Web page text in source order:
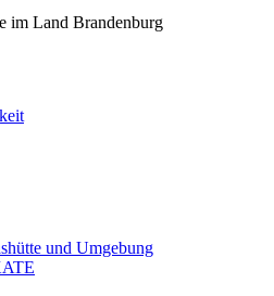
im Land Brandenburg
und Umgebung